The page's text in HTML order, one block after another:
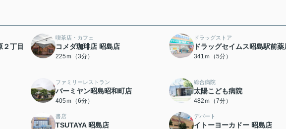
２丁目
喫茶店・カフェ
コメダ珈琲店 昭島店
225ｍ（3分）
ドラッグストア
ドラッグセイムス昭島駅前薬
341ｍ（5分）
ファミリーレストラン
バーミヤン昭島昭和町店
405ｍ（6分）
総合病院
太陽こども病院
482ｍ（7分）
書店
TSUTAYA 昭島店
デパート
イトーヨーカドー 昭島店